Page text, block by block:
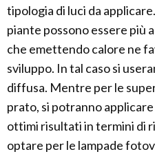
tipologia di luci da
piante possono essere più
che emettendo calore ne
sviluppo. In tal caso si
diffusa. Mentre per le
prato, si potranno
ottimi risultati in termini di
optare per le lampade